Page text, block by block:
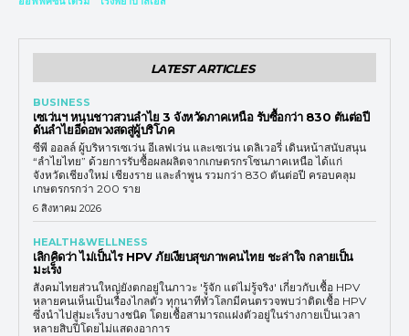
LATEST ARTICLES
BUSINESS
เซเว่นฯ หนุนชาวสวนลำไย 3 จังหวัดภาคเหนือ รับซื้อกว่า 830 ตันต่อปี
ดันลำไยอีดอพวงสดสู่ผู้บริโภค
ซีพี ออลล์ ผู้บริหารเซเว่น อีเลฟเว่น และเซเว่น เดลิเวอรี่ เดินหน้าสนับสนุน
“ลำไยไทย” ด้วยการรับซื้อผลผลิตจากเกษตรกรโซนภาคเหนือ ได้แก่
จังหวัดเชียงใหม่ เชียงราย และลำพูน รวมกว่า 830 ตันต่อปี ครอบคลุม
เกษตรกรกว่า 200 ราย
6 สิงหาคม 2026
HEALTH&WELLNESS
เลิกคิดว่า ไม่เป็นไร HPV ภัยเงียบสุขภาพคนไทย ชะล่าใจ กลายเป็น
มะเร็ง
สังคมไทยส่วนใหญ่ยังตกอยู่ในภาวะ 'รู้จัก แต่ไม่รู้จริง' เกี่ยวกับเชื้อ HPV
หลายคนเห็นเป็นเรื่องไกลตัว ทุกนาทีทั่วโลกมีคนตรวจพบว่าติดเชื้อ HPV
ซึ่งนำไปสู่มะเร็งบางชนิด โดยเชื้อสามารถแฝงตัวอยู่ในร่างกายเป็นเวลา
หลายสิบปีโดยไม่แสดงอาการ